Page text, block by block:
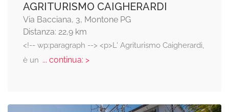
AGRITURISMO CAIGHERARDI
Via Bacciana, 3, Montone PG
Distanza: 22,9 km
<!-- wp:paragraph --> <p>L' Agriturismo Caigherardi,
è un ... continua: >